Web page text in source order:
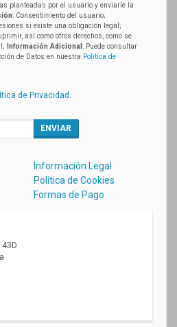
planteadas por el usuario y enviarle la
: Consentimiento del usuario;
si existe una obligación legal;
así como otros derechos, como se
Información Adicional : Puede consultar
de Datos en nuestra Política de
de Privacidad
ENVIAR
Información Legal
Política de Cookies
Formas de Pago